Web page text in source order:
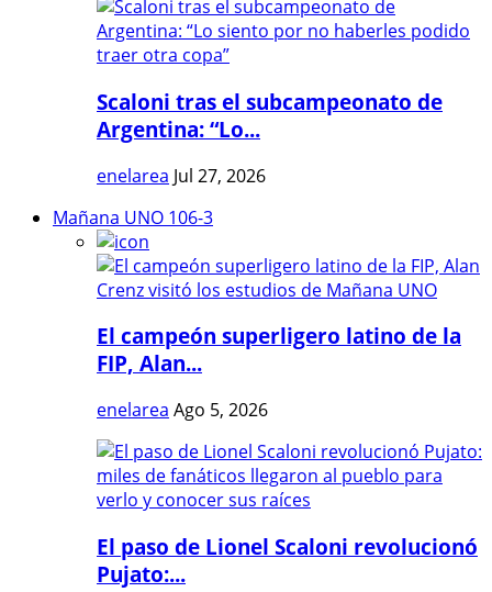
Scaloni tras el subcampeonato de
Argentina: “Lo...
enelarea Jul 27, 2026
Mañana UNO 106-3
El campeón superligero latino de la
FIP, Alan...
enelarea Ago 5, 2026
El paso de Lionel Scaloni revolucionó
Pujato:...